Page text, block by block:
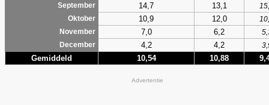
September
14,7 13,1
Oktober
10,9 12,0
November
7,0 6,2
December
4,2 4,2
Gemiddeld 10,54 10,88
Advertentie